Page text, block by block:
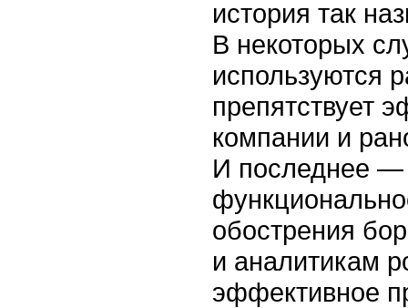
история так
В некоторых
используются
препятствует
компании и
И последнее —
обострения
и аналитикам
эффективное